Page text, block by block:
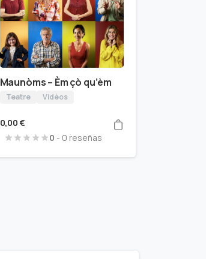
Maunòms – Èm çò qu’èm
Teatre Vidèos
0,00 €
0 - 0 reseñas